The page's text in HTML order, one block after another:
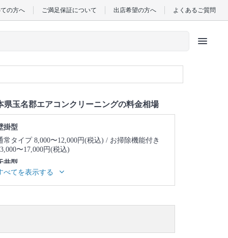
の方へ ご満足保証について 出店希望の方へ よくあるご質問
menu
県玉名郡エアコンクリーニングの料金相場
掛型
常タイプ 8,000〜12,000円(税込)
お掃除機能付き
〜17,000円(税込)
井型
井埋め込み型1方向 23,000〜27,000円(税込)
め込み型2方向 25,000〜29,000円(税込)
天井埋め
〜27,000円(税込)
べてを表示する